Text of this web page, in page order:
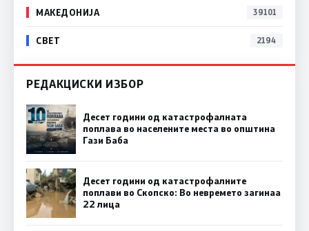
МАКЕДОНИЈА 39101
СВЕТ 2194
РЕДАКЦИСКИ ИЗБОР
Десет години од катастрофалната
поплава во населените места во општина
Гази Баба
Десет години од катастрофалните
поплави во Скопско: Во невремето загинаа
22 лица